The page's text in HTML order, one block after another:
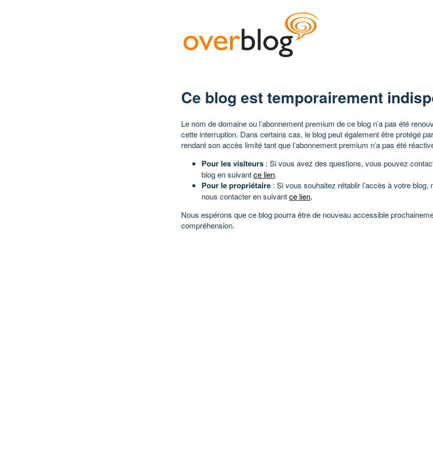
Ce blog est temporairement
Le nom de domaine ou l’abonnement premium de ce blog n’a pas été
cette interruption. Dans certains cas, le blog peut également être protégé
rendant son accès limité tant que l’abonnement premium n’a pas été
Pour les visiteurs : Si vous avez des questions, vous pouvez
blog en suivantce lien.
Pour le propriétaire : Si vous souhaitez rétablir l’accès à votre
nous contacter en suivantce lien.
Nous espérons que ce blog pourra être de nouveau accessible
compréhension.